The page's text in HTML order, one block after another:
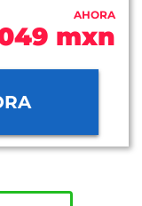
AHORA
mxn